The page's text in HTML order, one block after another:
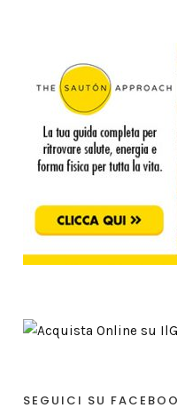
SEGUICI SU